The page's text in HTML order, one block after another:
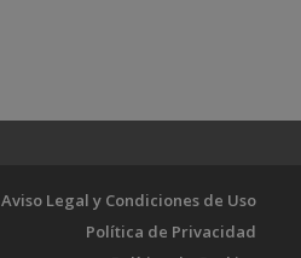
Aviso Legal y Condiciones de Uso
Política de Privacidad